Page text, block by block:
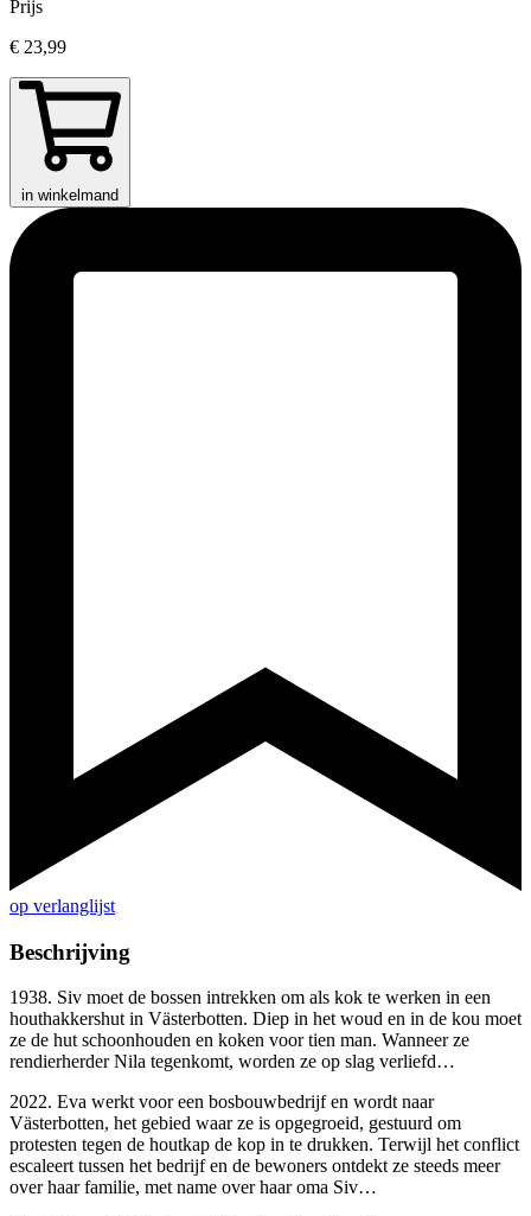
Prijs
€ 23,99
in winkelmand
op verlanglijst
Beschrijving
1938. Siv moet de bossen intrekken om als kok te werken in een
houthakkershut in Västerbotten. Diep in het woud en in de kou moet
ze de hut schoonhouden en koken voor tien man. Wanneer ze
rendierherder Nila tegenkomt, worden ze op slag verliefd…
2022. Eva werkt voor een bosbouwbedrijf en wordt naar
Västerbotten, het gebied waar ze is opgegroeid, gestuurd om
protesten tegen de houtkap de kop in te drukken. Terwijl het conflict
escaleert tussen het bedrijf en de bewoners ontdekt ze steeds meer
over haar familie, met name over haar oma Siv…